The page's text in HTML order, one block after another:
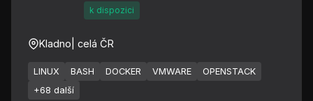
k dispozici
Kladno | celá ČR
LINUX BASH DOCKER VMWARE
OPENSTACK
+68 další